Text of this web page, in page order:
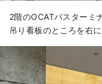
2階のOCATバスターミ
吊り看板のところを右